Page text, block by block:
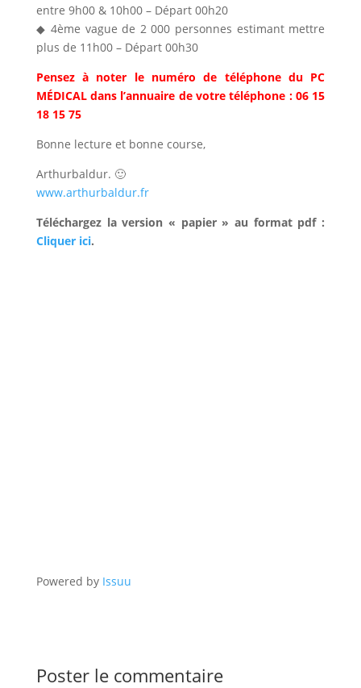
entre 9h00 & 10h00 – Départ 00h20
◆ 4ème vague de 2 000 personnes estimant mettre
plus de 11h00 – Départ 00h30
Pensez à noter le numéro de téléphone du PC
MÉDICAL dans l’annuaire de votre téléphone : 06 15
18 15 75
Bonne lecture et bonne course,
Arthurbaldur. 🙂
www.arthurbaldur.fr
Téléchargez la version « papier » au format pdf :
Cliquer ici.
Powered by Issuu
Poster le commentaire